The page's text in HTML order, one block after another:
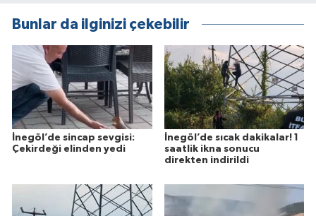
Bunlar da ilginizi çekebilir
İnegöl’de sincap sevgisi:
Çekirdeği elinden yedi
İnegöl’de sıcak dakikalar! 1
saatlik ikna sonucu
direkten indirildi